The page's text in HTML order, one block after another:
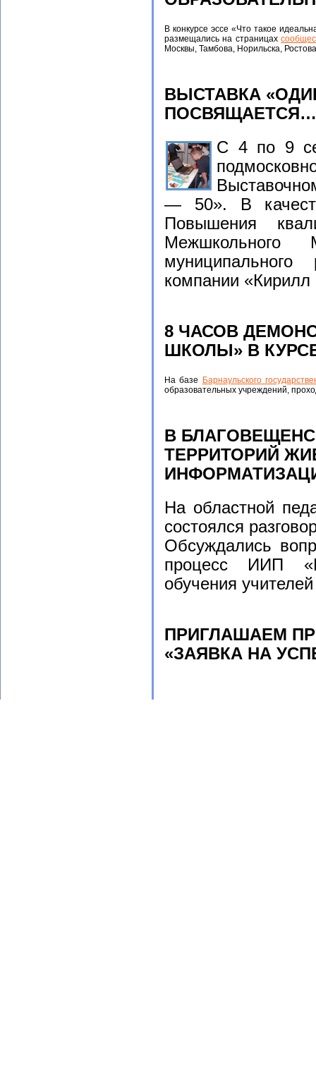
В конкурсе эссе «Что такое
размещались на страницах
Москвы, Тамбова, Норильска,
ВЫСТАВКА
ПОСВЯЩАЕТСЯ…
С 4 по 9
— 50». В
Повышения
Межшкольного
муниципального
компании
8 ЧАСОВ
ШКОЛЫ» В
На базе
Барнаульского
образовательных учреждений,
В
ТЕРРИТОРИЙ
На областной
состоялся
Обсуждались
процесс ИИП
обучения
ПРИГЛАШАЕМ
«ЗАЯВКА НА